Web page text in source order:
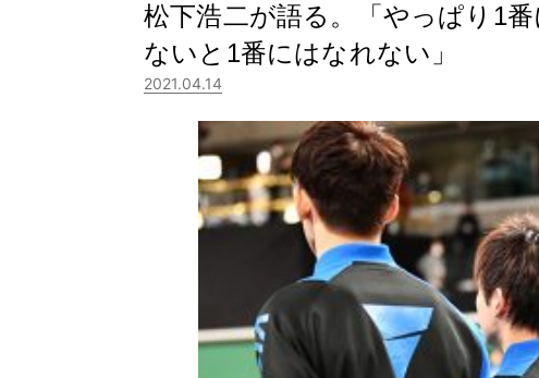
松下浩二が語る。「やっぱり1
ないと1番にはなれない」
2021.04.14